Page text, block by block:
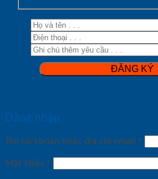
Đăng nhập
Tên tài khoản hoặc địa chỉ email *
Mật khẩu *